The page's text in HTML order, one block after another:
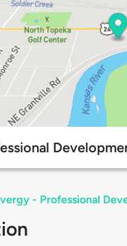
- Professional